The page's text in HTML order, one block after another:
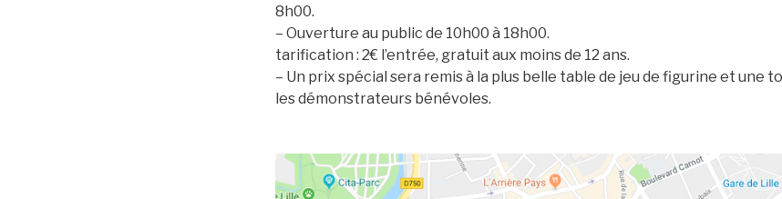
8h00.
– Ouverture au public de 10h00 à 18h00.
tarification : 2€ l’entrée, gratuit aux moins de 12 ans.
– Un prix spécial sera remis à la plus belle table de jeu de figurine et une
les démonstrateurs bénévoles.